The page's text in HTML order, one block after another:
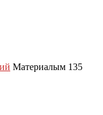
Материалым 135